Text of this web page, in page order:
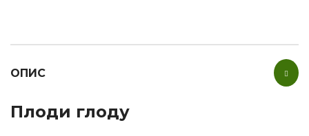
ОПИС
Плоди глоду